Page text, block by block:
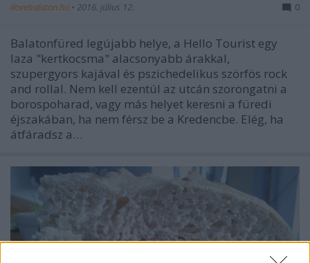
ilovebalaton.hu • 2016. július 12. 0
Balatonfüred legújabb helye, a Hello Tourist egy
laza "kertkocsma" alacsonyabb árakkal,
szupergyors kajával és pszichedelikus szörfös rock
and rollal. Nem kell ezentúl az utcán szorongatni a
borospoharad, vagy más helyet keresni a füredi
éjszakában, ha nem férsz be a Kredencbe. Elég, ha
átfáradsz a…